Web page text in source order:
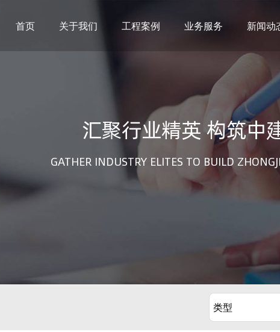
首页 关于我们 工程案例
市政设计
电力设计
农林设计
勘察资质
水利设计
风景园林
土地规划
城乡规划
工程造价
业务服务 新闻动
汇聚行业精英 构筑中
GATHER INDUSTRY ELITES TO BUILD
类型